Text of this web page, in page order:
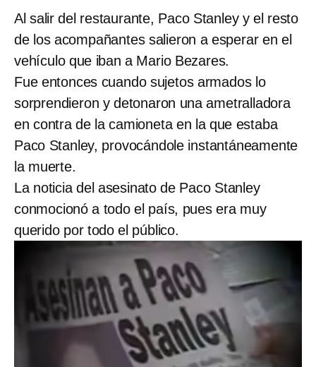
Al salir del restaurante, Paco Stanley y el resto
de los acompañantes salieron a esperar en el
vehículo que iban a Mario Bezares.
Fue entonces cuando sujetos armados lo
sorprendieron y detonaron una ametralladora
en contra de la camioneta en la que estaba
Paco Stanley, provocándole instantáneamente
la muerte.
La noticia del asesinato de Paco Stanley
conmocionó a todo el país, pues era muy
querido por todo el público.